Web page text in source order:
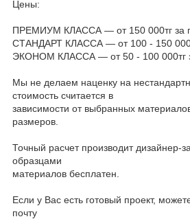
Цены:
ПРЕМИУМ КЛАССА — от 150 000тг за
СТАНДАРТ КЛАССА — от 100 - 150
ЭКОНОМ КЛАССА — от 50 - 100 000тг
Мы не делаем наценку на
стоимость считается в
зависимости от выбранных
размеров.
Точный расчет производит дизайнер-
образцами
материалов бесплатен.
Если у Вас есть готовый проект,
почту